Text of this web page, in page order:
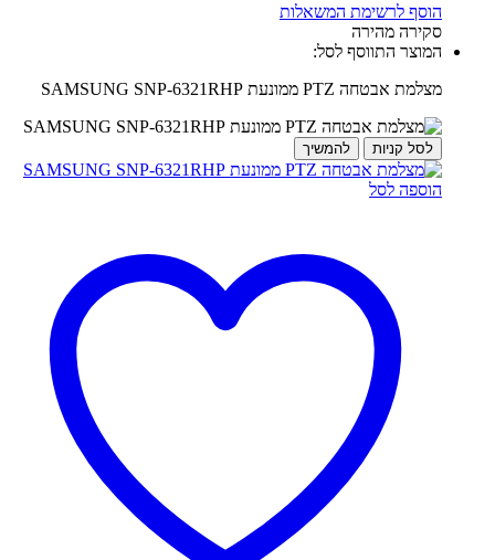
הוסף לרשימת המשאלות
סקירה מהירה
המוצר התווסף לסל:
מצלמת אבטחה PTZ ממונעת SAMSUNG SNP-6321RHP
לסל קניות להמשיך
הוספה לסל